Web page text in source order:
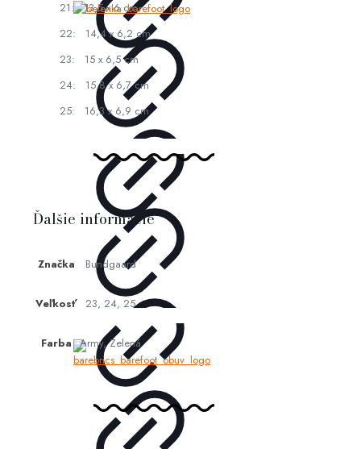
21: 13,5 x 6 cm
22: 14,4 x 6,2 cm
23: 15 x 6,5 cm
24: 15,8 x 6,7 cm
25: 16,3 x 6,9 cm
Ďalšie informácie
Značka Bundgaard
Veľkosť 23, 24, 25
Farba Army, Zelená